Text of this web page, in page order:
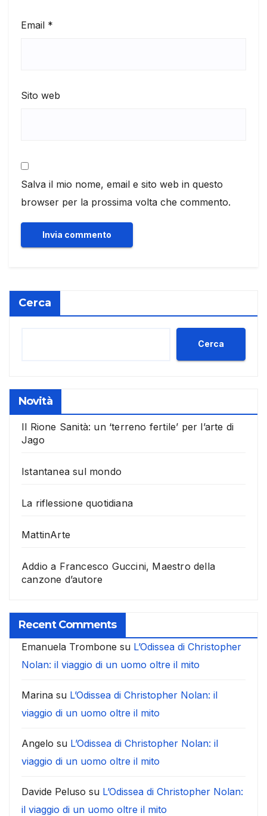
Email *
Sito web
Salva il mio nome, email e sito web in questo
browser per la prossima volta che commento.
Cerca
Cerca
Novità
Il Rione Sanità: un ‘terreno fertile’ per l’arte di
Jago
Istantanea sul mondo
La riflessione quotidiana
MattinArte
Addio a Francesco Guccini, Maestro della
canzone d’autore
Recent Comments
Emanuela Trombone su L’Odissea di Christopher
Nolan: il viaggio di un uomo oltre il mito
Marina su L’Odissea di Christopher Nolan: il
viaggio di un uomo oltre il mito
Angelo su L’Odissea di Christopher Nolan: il
viaggio di un uomo oltre il mito
Davide Peluso su L’Odissea di Christopher Nolan:
il viaggio di un uomo oltre il mito